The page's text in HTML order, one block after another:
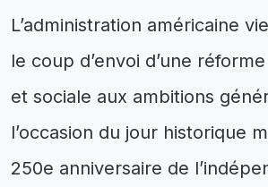
L’administration américaine
le coup d’envoi d’une
et sociale aux ambitions
l’occasion du jour historique
250e anniversaire de